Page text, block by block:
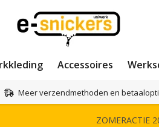
Accessoires
Meer verzendmethoden en
ZOMERACTIE